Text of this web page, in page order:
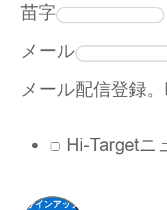
苗字
メール
メール配信登録
Hi-Target
サインアップ